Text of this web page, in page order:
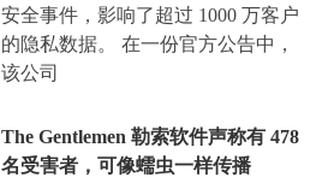
安全事件，影响了超过 1000 万客户
的隐私数据。 在一份官方公告中，
该公司
The Gentlemen 勒索软件声称有 478
名受害者，可像蠕虫一样传播